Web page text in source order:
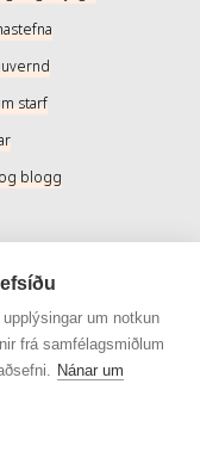
starf
blogg
- Snyrtivara
um notkun
frá samfélagsmiðlum
Nánar um